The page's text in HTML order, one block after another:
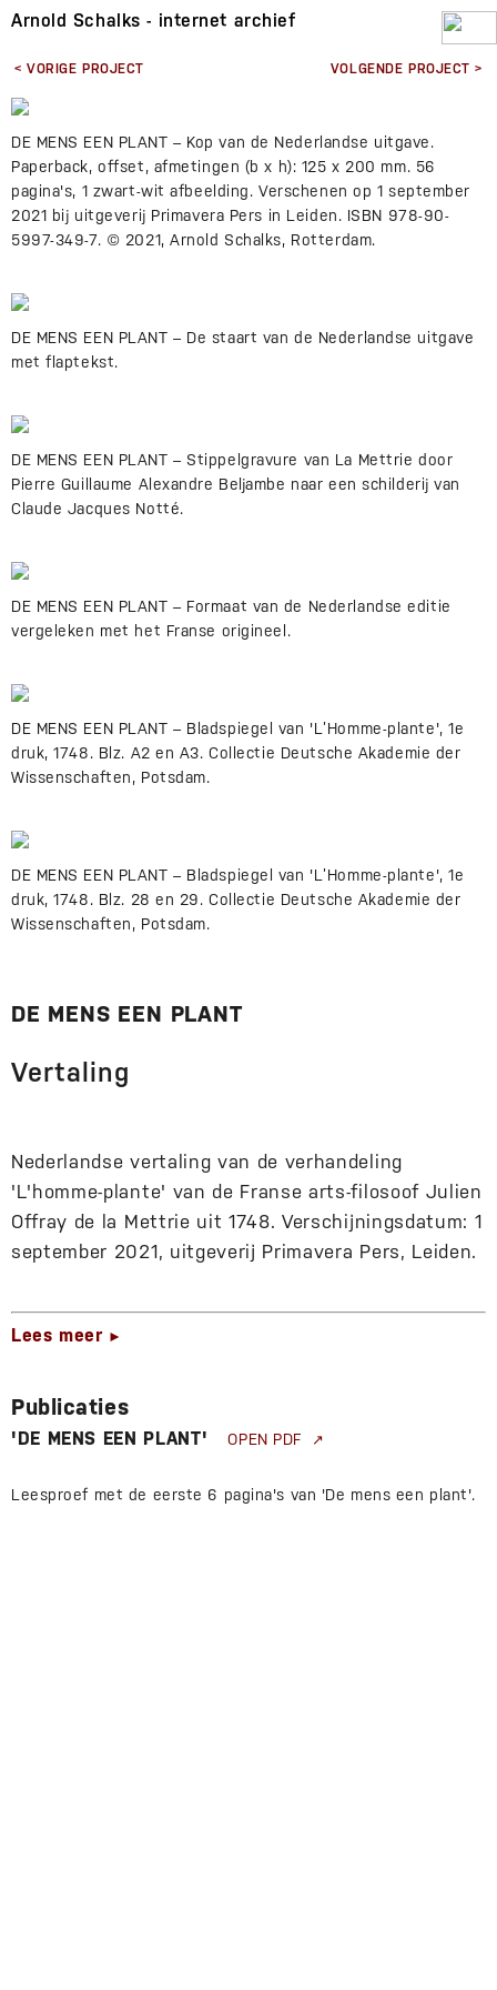
Arnold Schalks - internet archief
< VORIGE PROJECT VOLGENDE PROJECT >
DE MENS EEN PLANT – Kop van de Nederlandse uitgave.
Paperback, offset, afmetingen (b x h): 125 x 200 mm. 56
pagina's, 1 zwart-wit afbeelding. Verschenen op 1 september
2021 bij uitgeverij Primavera Pers in Leiden. ISBN 978-90-
5997-349-7. © 2021, Arnold Schalks, Rotterdam.
DE MENS EEN PLANT – De staart van de Nederlandse uitgave
met flaptekst.
DE MENS EEN PLANT – Stippelgravure van La Mettrie door
Pierre Guillaume Alexandre Beljambe naar een schilderij van
Claude Jacques Notté.
DE MENS EEN PLANT – Formaat van de Nederlandse editie
vergeleken met het Franse origineel.
DE MENS EEN PLANT – Bladspiegel van 'L’Homme-plante', 1e
druk, 1748. Blz. A2 en A3. Collectie Deutsche Akademie der
Wissenschaften, Potsdam.
DE MENS EEN PLANT – Bladspiegel van 'L’Homme-plante', 1e
druk, 1748. Blz. 28 en 29. Collectie Deutsche Akademie der
Wissenschaften, Potsdam.
DE MENS EEN PLANT
Vertaling
Nederlandse vertaling van de verhandeling
'L'homme-plante' van de Franse arts-filosoof Julien
Offray de la Mettrie uit 1748. Verschijningsdatum: 1
september 2021, uitgeverij Primavera Pers, Leiden.
Lees meer ►
Publicaties
'DE MENS EEN PLANT' OPEN PDF
Leesproef met de eerste 6 pagina's van 'De mens een plant'.